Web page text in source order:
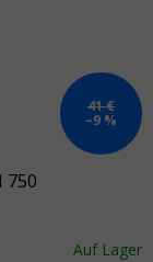
41 €
–9 %
750
Auf Lager